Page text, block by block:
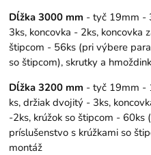
Dĺžka 3000 mm - tyč 19mm -
3ks, koncovka - 2ks, koncovka
štipcom - 56ks (pri výbere
so štipcom), skrutky a
Dĺžka 3200 mm - tyč 19mm -
ks, držiak dvojitý - 3ks,
-2ks, krúžok so štipcom - 60ks
príslušenstvo s krúžkami so
montáž